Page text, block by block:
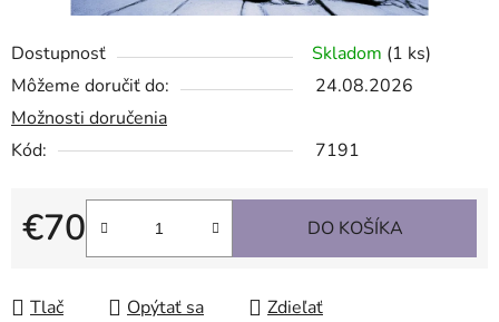
Dostupnosť Skladom (1 ks)
Môžeme doručiť do:
24.08.2026
Možnosti doručenia
Kód:
7191
€70
Jednotková cena:
DO KOŠÍKA
Tlač Opýtať sa Zdieľať